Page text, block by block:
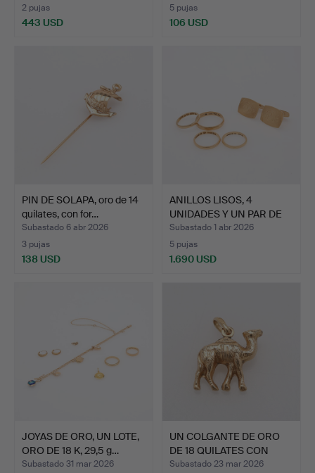
2 pujas
443 USD
5 pujas
106 USD
PIN DE SOLAPA, oro de 14
quilates, con for…
Subastado 6 abr 2026
3 pujas
138 USD
ANILLOS LISOS, 4
UNIDADES Y UN PAR DE
GEME…
Subastado 1 abr 2026
5 pujas
1.690 USD
JOYAS DE ORO, UN LOTE,
ORO DE 18 K, 29,5 g…
Subastado 31 mar 2026
UN COLGANTE DE ORO
DE 18 QUILATES CON
FORM…
Subastado 23 mar 2026